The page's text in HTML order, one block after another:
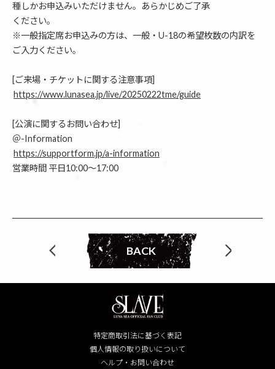
種しかお申込みいただけません。あらかじめご了承
ください。
※一般指定席お申込みの方は、一般・U-18の希望枚数の内訳を
ご入力ください。
[ご来場・チケットに関する注意事項]
https://www.lunasea.jp/live/20250222tme/guide
[公演に関するお問い合わせ]
＠-Information
https://supportform.jp/a-information
営業時間 平日10:00～17:00
BACK
特定商取引法に基づく表記
個人情報の取り扱いについて
ヘルプ・お問い合わせ